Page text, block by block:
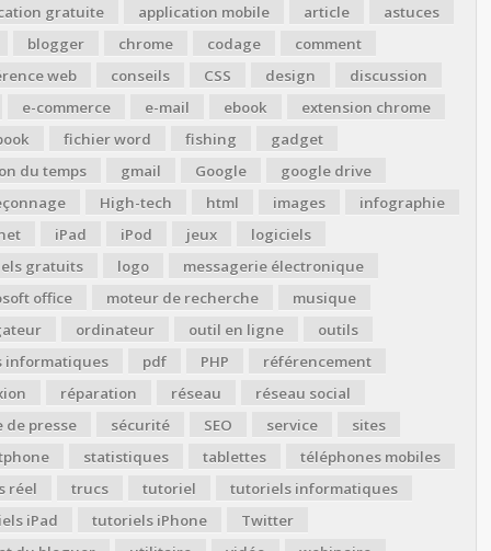
gratuite
application mobile article
astuces
blogger
chrome codage
comment
web
conseils CSS design
discussion
e-commerce
e-mail ebook
extension chrome
fichier word fishing
gadget
du temps
gmail Google
google drive
High-tech html images
infographie
iPad iPod jeux
logiciels
gratuits
logo
messagerie électronique
office
moteur de recherche
musique
ordinateur outil en ligne
outils
informatiques
pdf PHP
référencement
réparation réseau
réseau social
de presse
sécurité SEO service
sites
statistiques tablettes
téléphones mobiles
réel
trucs tutoriel
tutoriels informatiques
iPad
tutoriels iPhone
Twitter